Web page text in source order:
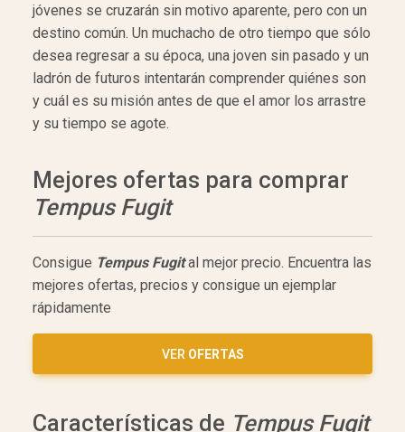
jóvenes se cruzarán sin motivo aparente, pero con un
destino común. Un muchacho de otro tiempo que sólo
desea regresar a su época, una joven sin pasado y un
ladrón de futuros intentarán comprender quiénes son
y cuál es su misión antes de que el amor los arrastre
y su tiempo se agote.
Mejores ofertas para comprar
Tempus Fugit
Consigue Tempus Fugital mejor precio. Encuentra las
mejores ofertas, precios y consigue un ejemplar
rápidamente
VER OFERTAS
Características de Tempus Fugit